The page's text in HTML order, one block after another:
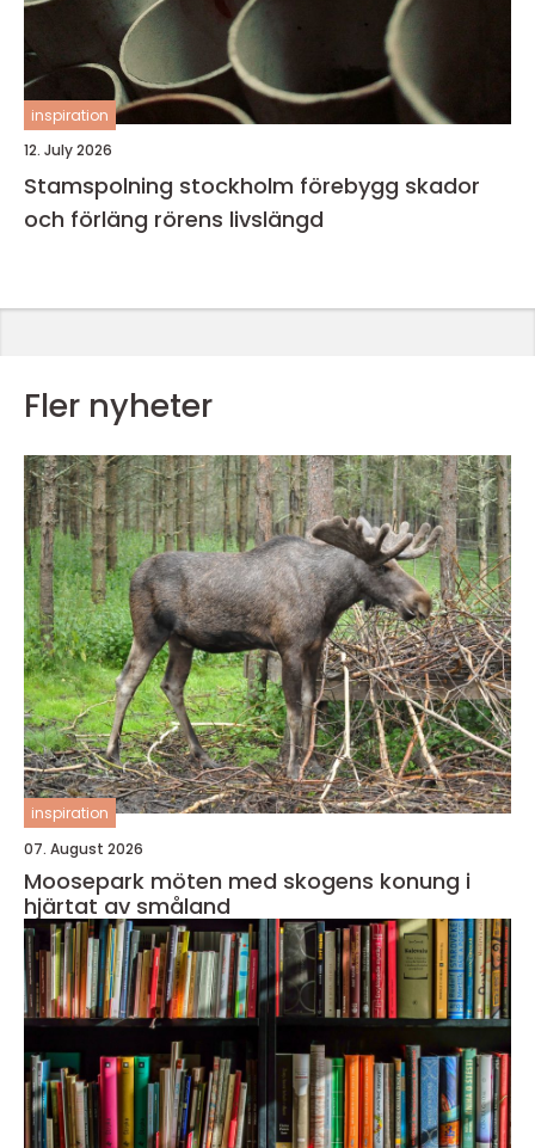
inspiration
12. July 2026
Stamspolning stockholm förebygg skador
och förläng rörens livslängd
Fler nyheter
inspiration
07. August 2026
Moosepark möten med skogens konung i
hjärtat av småland